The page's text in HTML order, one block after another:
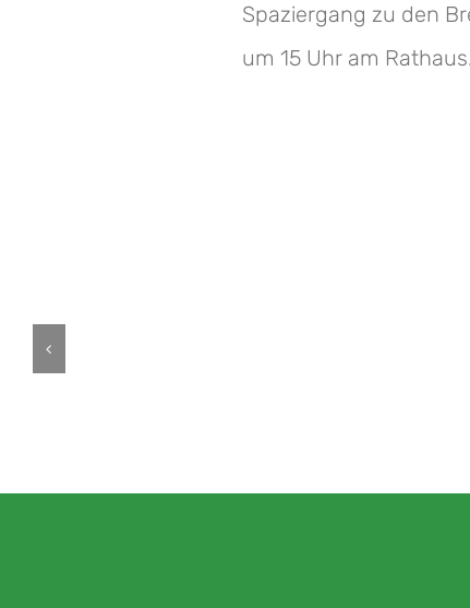
Spaziergang zu den
um 15 Uhr am